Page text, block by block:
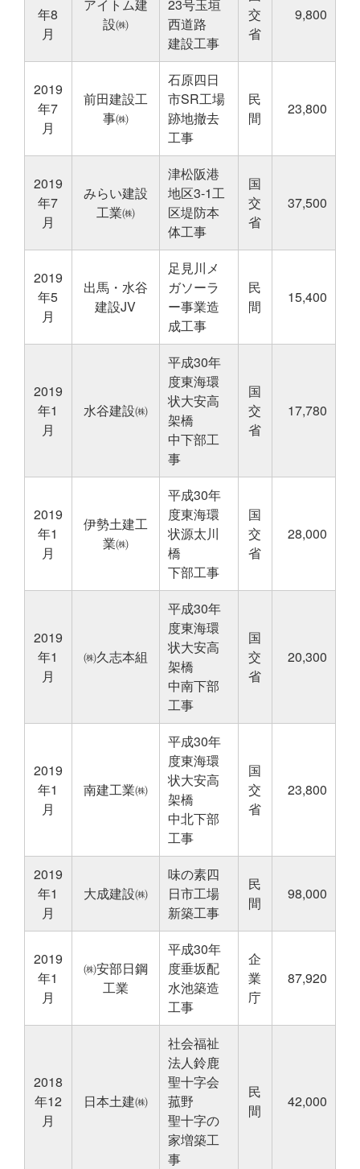
年8
月
アイトム建
設㈱
23号玉垣
西道路
建設工事
交
省
9,800
2019
年7
月
前田建設工
事㈱
石原四日
市SR工場
跡地撤去
工事
民
間
23,800
2019
年7
月
みらい建設
工業㈱
津松阪港
地区3-1工
区堤防本
体工事
国
交
省
37,500
2019
年5
月
出馬・水谷
建設JV
足見川メ
ガソーラ
ー事業造
成工事
民
間
15,400
2019
年1
月
水谷建設㈱
平成30年
度東海環
状大安高
架橋
中下部工
事
国
交
省
17,780
2019
年1
月
伊勢土建工
業㈱
平成30年
度東海環
状源太川
橋
下部工事
国
交
省
28,000
2019
年1
月
㈱久志本組
平成30年
度東海環
状大安高
架橋
中南下部
工事
国
交
省
20,300
2019
年1
月
南建工業㈱
平成30年
度東海環
状大安高
架橋
中北下部
工事
国
交
省
23,800
2019
年1
月
大成建設㈱
味の素四
日市工場
新築工事
民
間
98,000
2019
年1
月
㈱安部日鋼
工業
平成30年
度垂坂配
水池築造
工事
企
業
庁
87,920
2018
年12
月
日本土建㈱
社会福祉
法人鈴鹿
聖十字会
菰野
聖十字の
家増築工
事
民
間
42,000